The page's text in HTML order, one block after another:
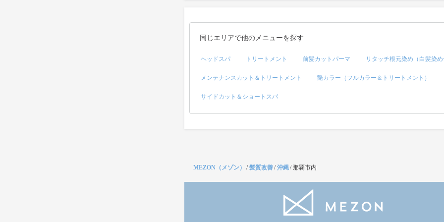
同じエリアで他のメニューを探す
ヘッドスパ トリートメント 前髪カットパーマ リタッチ根元染め（白髪染
メンテナンスカット＆トリートメント 艶カラー（フルカラー＆トリートメント）
サイドカット＆ショートスパ
MEZON（メゾン） /髪質改善/沖縄/那覇市内